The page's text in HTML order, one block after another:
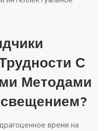
С
Методами
?
время на